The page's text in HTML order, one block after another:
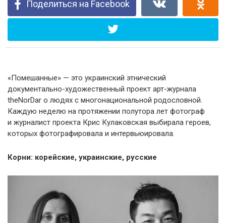
Поделиться на Facebook
«Помешанные» — это украинский этнический
документально-художественный проект арт-журнала
theNorDar о людях с многонациональной родословной.
Каждую неделю на протяжении полутора лет фотограф
и журналист проекта Крис Кулаковская выбирала героев,
которых фотографировала и интервьюировала.
Корни: корейские, украинские, русские